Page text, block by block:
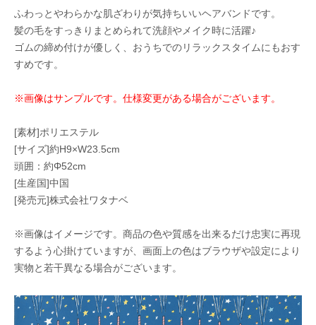
ふわっとやわらかな肌ざわりが気持ちいいヘアバンドです。
髪の毛をすっきりまとめられて洗顔やメイク時に活躍♪
ゴムの締め付けが優しく、おうちでのリラックスタイムにもおす
すめです。
※画像はサンプルです。仕様変更がある場合がございます。
[素材]ポリエステル
[サイズ]約H9×W23.5cm
頭囲：約Φ52cm
[生産国]中国
[発売元]株式会社ワタナベ
※画像はイメージです。商品の色や質感を出来るだけ忠実に再現
するよう心掛けていますが、画面上の色はブラウザや設定により
実物と若干異なる場合がございます。